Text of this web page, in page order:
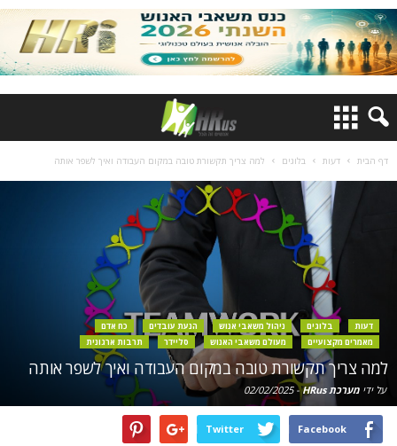
דף הבית דעות בלוגים למה צריך תקשורת טובה במקום העבודה ואיך לשפר אותה
דעות בלוגים ניהול משאבי אנוש הנעת עובדים
כח אדם
מאמרים מקצועיים
מעולם משאבי האנוש סליידר תרבות ארגונית
למה צריך תקשורת טובה במקום העבודה ואיך לשפר אותה
על ידי מערכת HRus -
02/02/2025
Facebook
Twitter